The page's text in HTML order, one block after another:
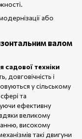
або
валом
техніки
довговічність і
у сільському
та
ефективну
великому
високому
такі двигуни